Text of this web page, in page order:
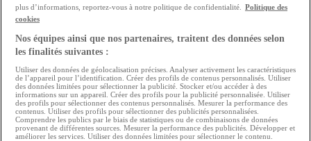
plus d’informations, reportez-vous à notre politique de confidentialité.
Politique des
cookies
Nos équipes ainsi que nos partenaires, traitent des données selon
les finalités suivantes :
Utiliser des données de géolocalisation précises. Analyser activement les caractéristiques
de l’appareil pour l’identification. Créer des profils de contenus personnalisés. Utiliser
des données limitées pour sélectionner la publicité. Stocker et/ou accéder à des
informations sur un appareil. Créer des profils pour la publicité personnalisée. Utiliser
des profils pour sélectionner des contenus personnalisés. Mesurer la performance des
contenus. Utiliser des profils pour sélectionner des publicités personnalisées.
Comprendre les publics par le biais de statistiques ou de combinaisons de données
provenant de différentes sources. Mesurer la performance des publicités. Développer et
améliorer les services. Utiliser des données limitées pour sélectionner le contenu.